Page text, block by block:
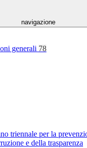
navigazione
generali 78
triennale per la
e della trasparenza